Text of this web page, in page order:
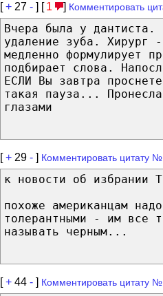
[+ 27 - ] [ 1 ] Комментировать
Вчера была у дантиста.
удаление зуба. Хирург
медленно формулирует
подбирает слова.
ЕСЛИ Вы завтра
такая пауза...
глазами
[+ 29 - ] Комментировать цитату
к новости об избрании
похоже американцам
толерантными - им все
называть черным...
[+ 44 - ] Комментировать цитату